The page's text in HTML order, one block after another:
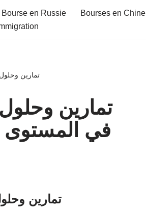
Bourse en Russie Bourses en Chine
تمارين
تمارين
في المستوى
تمارين